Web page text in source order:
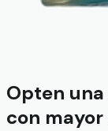
Opten
con